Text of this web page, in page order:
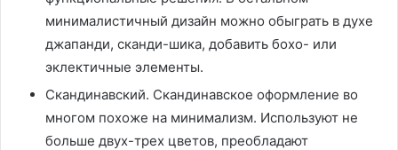
минималистичный дизайн можно обыграть в духе
джапанди, сканди-шика, добавить бохо- или
эклектичные элементы.
Скандинавский. Скандинавское оформление во
многом похоже на минимализм. Используют не
больше двух-трех цветов, преобладают